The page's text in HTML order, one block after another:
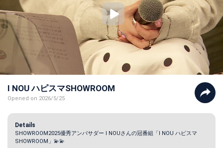
I NOU ハピスマSHOWROOM
Opened on 2026/5/25
Details
SHOWROOM2025優秀アンバサダー I NOUさんの冠番組「I NOU ハピスマ
SHOWROOM」💫💫